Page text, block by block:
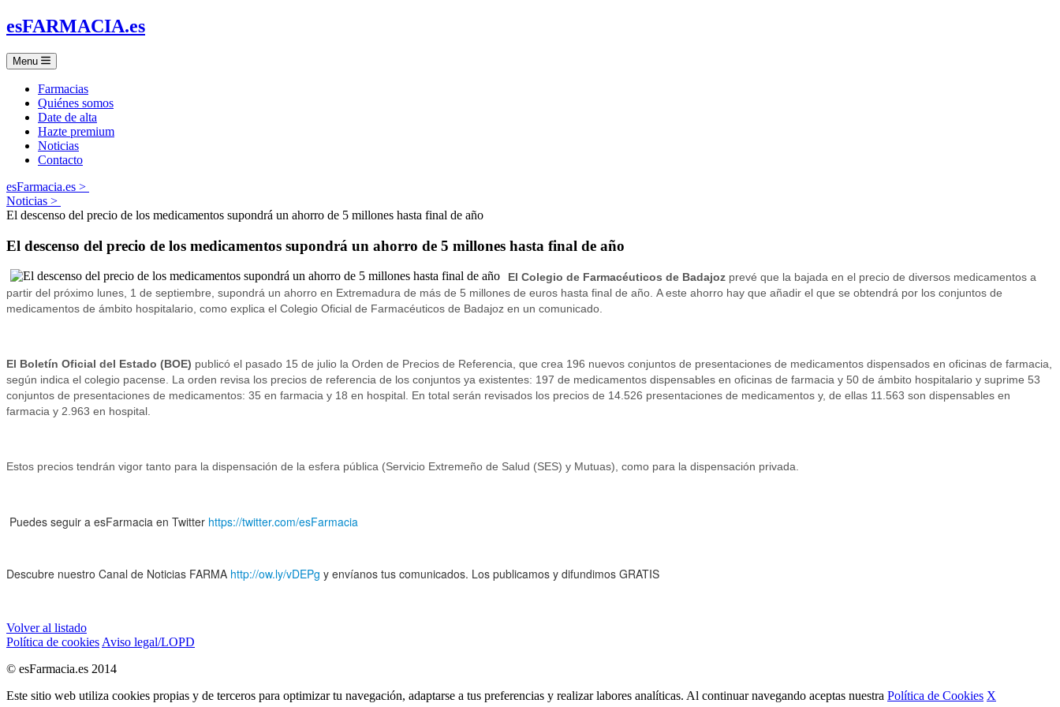
esFARMACIA.es
Menu
Farmacias
Quiénes somos
Date de alta
Hazte premium
Noticias
Contacto
esFarmacia.es >
Noticias >
El descenso del precio de los medicamentos supondrá un ahorro de 5 millones hasta final de año
El descenso del precio de los medicamentos supondrá un ahorro de 5 millones hasta final de año
El Colegio de Farmacéuticos de Badajoz prevé que la bajada en el precio de diversos medicamentos a
partir del próximo lunes, 1 de septiembre, supondrá un ahorro en Extremadura de más de 5 millones de euros hasta final de año. A este ahorro hay que añadir el que se obtendrá por los conjuntos de
medicamentos de ámbito hospitalario, como explica el Colegio Oficial de Farmacéuticos de Badajoz en un comunicado.
El Boletín Oficial del Estado (BOE) publicó el pasado 15 de julio la Orden de Precios de Referencia, que crea 196 nuevos conjuntos de presentaciones de medicamentos dispensados en oficinas de farmacia,
según indica el colegio pacense. La orden revisa los precios de referencia de los conjuntos ya existentes: 197 de medicamentos dispensables en oficinas de farmacia y 50 de ámbito hospitalario y suprime 53
conjuntos de presentaciones de medicamentos: 35 en farmacia y 18 en hospital. En total serán revisados los precios de 14.526 presentaciones de medicamentos y, de ellas 11.563 son dispensables en
farmacia y 2.963 en hospital.
Estos precios tendrán vigor tanto para la dispensación de la esfera pública (Servicio Extremeño de Salud (SES) y Mutuas), como para la dispensación privada.
Puedes seguir a esFarmacia en Twitter https://twitter.com/esFarmacia
Descubre nuestro Canal de Noticias FARMA http://ow.ly/vDEPg y envíanos tus comunicados. Los publicamos y difundimos GRATIS
Volver al listado
Política de cookies Aviso legal/LOPD
© esFarmacia.es 2014
Este sitio web utiliza cookies propias y de terceros para optimizar tu navegación, adaptarse a tus preferencias y realizar labores analíticas. Al continuar navegando aceptas nuestra Política de Cookies X